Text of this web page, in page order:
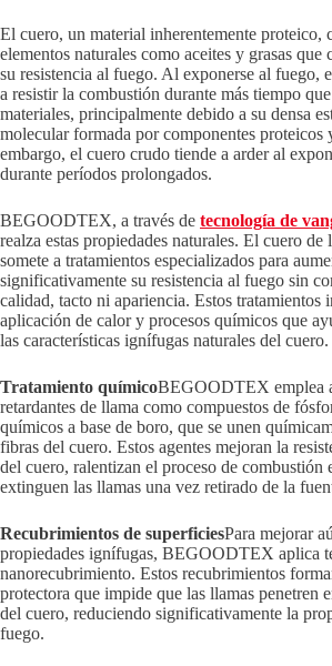
El cuero, un material inherentemente proteico,
elementos naturales como aceites y grasas que
su resistencia al fuego. Al exponerse al fuego,
a resistir la combustión durante más tiempo
materiales, principalmente debido a su densa
molecular formada por componentes proteicos
embargo, el cuero crudo tiende a arder al
durante períodos prolongados.
BEGOODTEX, a través de tecnología de
realza estas propiedades naturales. El cuero de
somete a tratamientos especializados para
significativamente su resistencia al fuego sin
calidad, tacto ni apariencia. Estos tratamientos
aplicación de calor y procesos químicos que
las características ignífugas naturales del cuero.
Tratamiento químicoBEGOODTEX emplea
retardantes de llama como compuestos de
químicos a base de boro, que se unen
fibras del cuero. Estos agentes mejoran la
del cuero, ralentizan el proceso de combustión
extinguen las llamas una vez retirado de la
Recubrimientos de superficiesPara mejorar
propiedades ignífugas, BEGOODTEX aplica
nanorecubrimiento. Estos recubrimientos
protectora que impide que las llamas penetren
del cuero, reduciendo significativamente la
fuego.